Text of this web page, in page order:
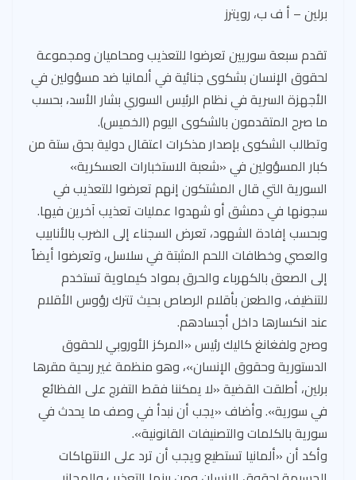
برلين – أ ف ب، رويترز
تقدم سبعة سوريين تعرضوا للتعذيب ومحاميان ومجموعة
لحقوق الإنسان بشكوى جنائية في ألمانيا ضد مسؤولين في
الأجهزة السرية في نظام الرئيس السوري بشار الأسد، بحسب
ما صرح المتقدمون بالشكوى اليوم (الخميس).
وتطالب الشكوى بإصدار مذكرات اعتقال دولية بحق ستة من
كبار المسؤولين في «شعبة الاستخبارات العسكرية»
السورية التي قال المشتكون إنهم تعرضوا للتعذيب في
سجونها في دمشق أو شهدوا عمليات تعذيب آخرين فيها.
وبحسب إفادة الشهود، تعرض السجناء إلى الضرب بالأنابيب
والعصي وخطافات اللحم المثبتة في سلاسل، وتعرضوا أيضاً
إلى الصعق بالكهرباء والحرق بمواد كيماوية تستخدم
للتنظيف، والطعن بأقلام الرصاص بحيث تترك رؤوس الأقلام
عند انكسارها داخل أجسادهم.
وصرح ولفغانغ كاليك رئيس «المركز الأوروبي للحقوق
الدستورية وحقوق الإنسان»، وهو منظمة غير ربحية مقرها
برلين، أطلقت القضية «لا يمكننا فقط التفرج على الفظائع
في سورية». وأضاف «يجب أن نبدأ في وصف ما يحدث في
سورية بالكلمات والتصنيفات القانونية».
وأكد أن «ألمانيا تستطيع ويجب أن ترد على الانتهاكات